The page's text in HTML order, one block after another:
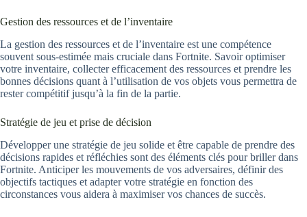
Gestion des ressources et de l’inventaire
La gestion des ressources et de l’inventaire est une compétence
souvent sous-estimée mais cruciale dans Fortnite. Savoir optimiser
votre inventaire, collecter efficacement des ressources et prendre les
bonnes décisions quant à l’utilisation de vos objets vous permettra de
rester compétitif jusqu’à la fin de la partie.
Stratégie de jeu et prise de décision
Développer une stratégie de jeu solide et être capable de prendre des
décisions rapides et réfléchies sont des éléments clés pour briller dans
Fortnite. Anticiper les mouvements de vos adversaires, définir des
objectifs tactiques et adapter votre stratégie en fonction des
circonstances vous aidera à maximiser vos chances de succès.